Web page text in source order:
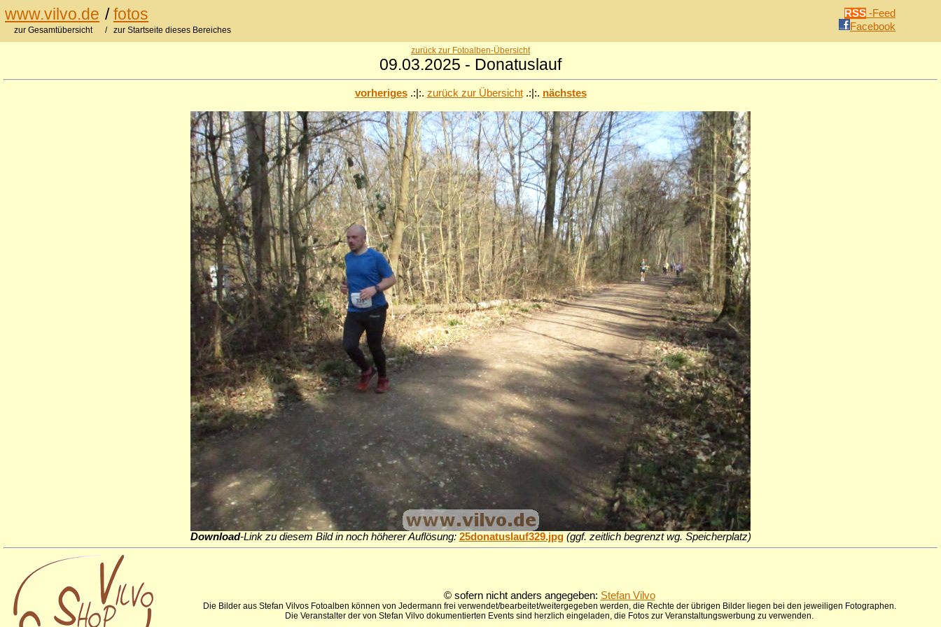
www.vilvo.de /fotos RSS -Feed
Facebook
zur Gesamtübersicht / zur Startseite dieses Bereiches
zurück zur Fotoalben-Übersicht
09.03.2025 - Donatuslauf
vorheriges.:|:. zurück zur Übersicht.:|:. nächstes
Download-Link zu diesem Bild in noch höherer Auflösung: 25donatuslauf329.jpg (ggf. zeitlich begrenzt wg. Speicherplatz)
© sofern nicht anders angegeben: Stefan Vilvo
Die Bilder aus Stefan Vilvos Fotoalben können von Jedermann frei verwendet/bearbeitet/weitergegeben werden, die Rechte der übrigen Bilder liegen bei den jeweiligen Fotographen.
Die Veranstalter der von Stefan Vilvo dokumentierten Events sind herzlich eingeladen, die Fotos zur Veranstaltungswerbung zu verwenden.